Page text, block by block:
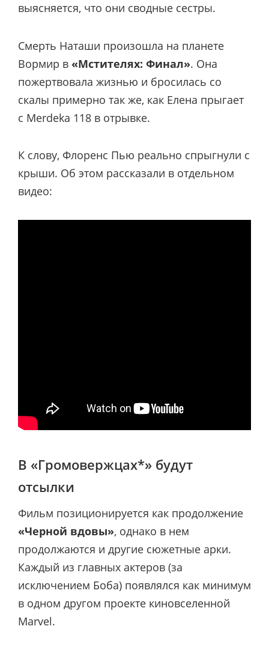
выясняется, что они сводные сестры.
Смерть Наташи произошла на планете
Вормир в «Мстителях: Финал». Она
пожертвовала жизнью и бросилась со
скалы примерно так же, как Елена прыгает
с Merdeka 118 в отрывке.
К слову, Флоренс Пью реально спрыгнули с
крыши. Об этом рассказали в отдельном
видео:
В «Громовержцах*» будут
отсылки
Фильм позиционируется как продолжение
«Черной вдовы», однако в нем
продолжаются и другие сюжетные арки.
Каждый из главных актеров (за
исключением Боба) появлялся как минимум
в одном другом проекте киновселенной
Marvel.